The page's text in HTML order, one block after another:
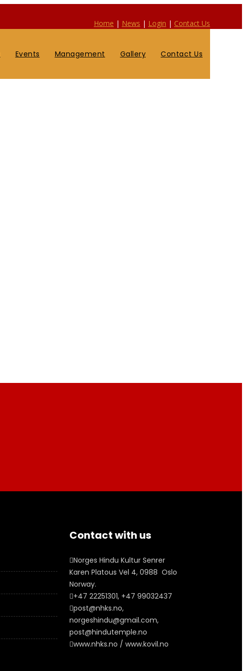
Home | News | Login | Contact Us
Events Management Gallery Contact Us
Contact with us
Norges Hindu Kultur Senrer
Karen Platous Vel 4, 0988 Oslo
Norway.
+47 22251301, +47 99032437
post@nhks.no,
norgeshindu@gmail.com,
post@hindutemple.no
www.nhks.no / www.kovil.no